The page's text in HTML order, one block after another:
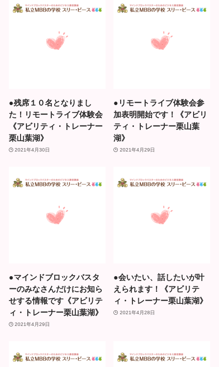
●残席１０名となりまし
た！リモートライブ体験会
《アビリティ・トレーナー
栗山葉湖》
2021年4月30日
●リモートライブ体験会参
加表明開始です！《アビリ
ティ・トレーナー栗山葉
湖》
2021年4月29日
●マインドブロックバスタ
ーのみなさんだけにお知ら
せする情報です《アビリテ
ィ・トレーナー栗山葉湖》
2021年4月29日
●会いたい、話したいが叶
えられます！《アビリテ
ィ・トレーナー栗山葉湖》
2021年4月28日